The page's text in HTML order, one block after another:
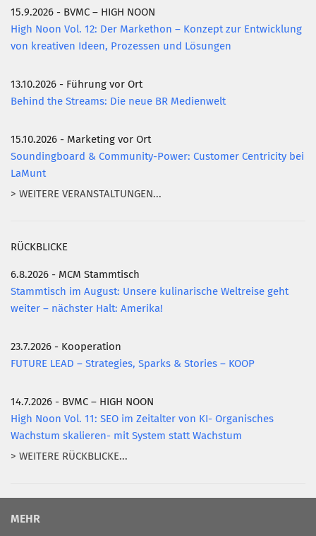
15.9.2026 - BVMC – HIGH NOON
High Noon Vol. 12: Der Markethon – Konzept zur Entwicklung
von kreativen Ideen, Prozessen und Lösungen
13.10.2026 - Führung vor Ort
Behind the Streams: Die neue BR Medienwelt
15.10.2026 - Marketing vor Ort
Soundingboard & Community-Power: Customer Centricity bei
LaMunt
> WEITERE VERANSTALTUNGEN...
RÜCKBLICKE
6.8.2026 - MCM Stammtisch
Stammtisch im August: Unsere kulinarische Weltreise geht
weiter – nächster Halt: Amerika!
23.7.2026 - Kooperation
FUTURE LEAD – Strategies, Sparks & Stories – KOOP
14.7.2026 - BVMC – HIGH NOON
High Noon Vol. 11: SEO im Zeitalter von KI- Organisches
Wachstum skalieren- mit System statt Wachstum
> WEITERE RÜCKBLICKE...
MEHR